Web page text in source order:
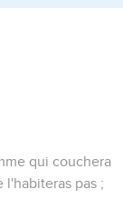
qui couchera
l'habiteras pas ;